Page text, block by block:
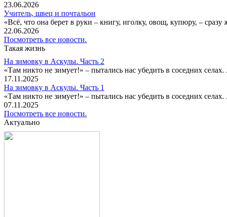
23.06.2026
Учитель, швец и почтальон
«Всё, что она берет в руки – книгу, иголку, овощ, купюру, –
22.06.2026
Посмотреть все новости.
Такая жизнь
На зимовку в Аскулы. Часть 2
«Там никто не зимует!» – пытались нас убедить в соседних
17.11.2025
На зимовку в Аскулы. Часть 1
«Там никто не зимует!» – пытались нас убедить в соседних
07.11.2025
Посмотреть все новости.
Актуально